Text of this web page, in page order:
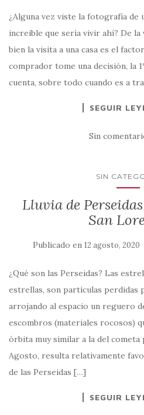
¿Alguna vez viste la fotografía de
increible que sería vivir ahí? De
bien la visita a una casa es el
comprador tome una decisión, la
cuenta, sobre todo cuando es a
SEGUIR
Sin
SIN
Lluvia de
San
Publicado en 12 agosto, 2020
¿Qué son las Perseidas? Las
estrellas, son partículas perdidas
arrojando al espacio un reguero
escombros (materiales rocosos)
órbita muy similar a la del
Agosto, resulta relativamente
de las Perseidas […]
SEGUIR